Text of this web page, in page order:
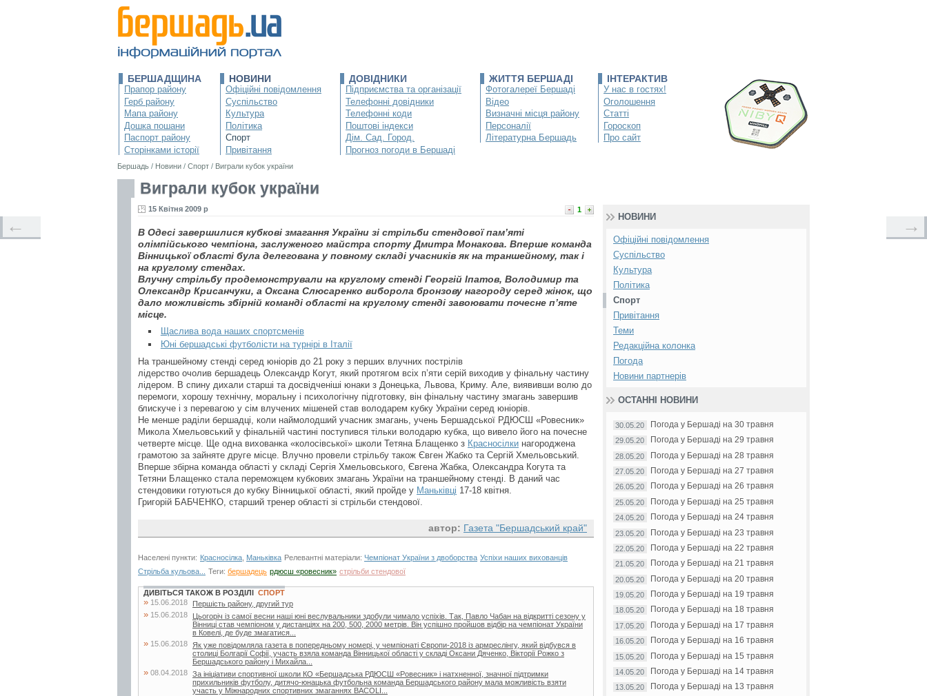
БЕРШАДЩИНА
Прапор району
Герб району
Мапа району
Дошка пошани
Паспорт району
Сторінками історії
НОВИНИ
Офіційні повідомлення
Суспільство
Культура
Політика
Спорт
Привітання
ДОВІДНИКИ
Підприємства та організації
Телефонні довідники
Телефонні коди
Поштові індекси
Дім. Сад. Город.
Прогноз погоди в Бершаді
ЖИТТЯ БЕРШАДІ
Фотогалереї Бершаді
Відео
Визначні місця району
Персоналії
Літературна Бершадь
ІНТЕРАКТИВ
У нас в гостях!
Оголошення
Статті
Гороскоп
Про сайт
Бершадь / Новини / Спорт / Виграли кубок україни
Виграли кубок україни
1
15 Квітня 2009 р
В Одесі завершилися кубкові змагання України зі стрільби стендової пам’яті
олімпійського чемпіона, заслуженого майстра спорту Дмитра Монакова. Вперше команда
Вінницької області була делегована у повному складі учасників як на траншейному, так і
на круглому стендах.
Влучну стрільбу продемонстрували на круглому стенді Георгій Іпатов, Володимир та
Олександр Крисанчуки, а Оксана Слюсаренко виборола бронзову нагороду серед жінок, що
дало можливість збірній команді області на круглому стенді завоювати почесне п’яте
місце.
Щаслива вода наших спортсменів
Юні бершадські футболісти на турнірі в Італії
На траншейному стенді серед юніорів до 21 року з перших влучних пострілів
лідерство очолив бершадець Олександр Когут, який протягом всіх п’яти серій виходив у фінальну частину
лідером. В спину дихали старші та досвідченіші юнаки з Донецька, Львова, Криму. Але, виявивши волю до
перемоги, хорошу технічну, моральну і психологічну підготовку, він фінальну частину змагань завершив
блискуче і з перевагою у сім влучених мішеней став володарем кубку України серед юніорів.
Не менше раділи бершадці, коли наймолодший учасник змагань, учень Бершадської РДЮСШ «Ровесник»
Микола Хмельовський у фінальній частині поступився тільки володарю кубка, що вивело його на почесне
четверте місце. Ще одна вихованка «колосівської» школи Тетяна Блащенко з Красносілки нагороджена
грамотою за зайняте друге місце. Влучно провели стрільбу також Євген Жабко та Сергій Хмельовський.
Вперше збірна команда області у складі Сергія Хмельовського, Євгена Жабка, Олександра Когута та
Тетяни Блащенко стала переможцем кубкових змагань України на траншейному стенді. В даний час
стендовики готуються до кубку Вінницької області, який пройде у Маньківці 17-18 квітня.
Григорій БАБЧЕНКО, старший тренер області зі стрільби стендової.
автор: Газета "Бершадський край"
Населені пункти: Красносілка Маньківка Релевантні матеріали: Чемпіонат України з двоборства Успіхи наших вихованців
Стрільба кульова...
Теги: бершадець рдюсш «ровесник» стрільби стендової
← →
ДИВІТЬСЯ ТАКОЖ В РОЗДІЛІ СПОРТ
» 15.06.2018 Першість району, другий тур
» 15.06.2018
Цьогоріч із самої весни наші юні веслувальники здобули чимало успіхів. Так, Павло Чабан на відкритті сезону у
Вінниці став чемпіоном у дистанціях на 200, 500, 2000 метрів. Він успішно пройшов відбір на чемпіонат України
в Ковелі, де буде змагатися...
» 15.06.2018
Як уже повідомляла газета в попередньому номері, у чемпіонаті Європи-2018 із армреслінгу, який відбувся в
столиці Болгарії Софії, участь взяла команда Вінницької області у складі Оксани Дяченко, Вікторії Рожко з
Бершадського району і Михайла...
» 08.04.2018 За ініціативи спортивної школи КО «Бершадська РДЮСШ «Ровесник» і натхненної, значної підтримки
прихильників футболу, дитячо-юнацька футбольна команда Бершадського району мала можливість взяти
участь у Міжнародних спортивних змаганнях BACOLI...
НОВИНИ
Офіційні повідомлення
Суспільство
Культура
Політика
Спорт
Привітання
Теми
Редакційна колонка
Погода
Новини партнерів
ОСТАННІ НОВИНИ
30.05.20 Погода у Бершаді на 30 травня
29.05.20 Погода у Бершаді на 29 травня
28.05.20 Погода у Бершаді на 28 травня
27.05.20 Погода у Бершаді на 27 травня
26.05.20 Погода у Бершаді на 26 травня
25.05.20 Погода у Бершаді на 25 травня
24.05.20 Погода у Бершаді на 24 травня
23.05.20 Погода у Бершаді на 23 травня
22.05.20 Погода у Бершаді на 22 травня
21.05.20 Погода у Бершаді на 21 травня
20.05.20 Погода у Бершаді на 20 травня
19.05.20 Погода у Бершаді на 19 травня
18.05.20 Погода у Бершаді на 18 травня
17.05.20 Погода у Бершаді на 17 травня
16.05.20 Погода у Бершаді на 16 травня
15.05.20 Погода у Бершаді на 15 травня
14.05.20 Погода у Бершаді на 14 травня
13.05.20 Погода у Бершаді на 13 травня